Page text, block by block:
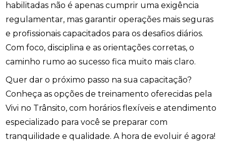
habilitadas não é apenas cumprir uma exigência
regulamentar, mas garantir operações mais seguras
e profissionais capacitados para os desafios diários.
Com foco, disciplina e as orientações corretas, o
caminho rumo ao sucesso fica muito mais claro.
Quer dar o próximo passo na sua capacitação?
Conheça as opções de treinamento oferecidas pela
Vivi no Trânsito, com horários flexíveis e atendimento
especializado para você se preparar com
tranquilidade e qualidade. A hora de evoluir é agora!